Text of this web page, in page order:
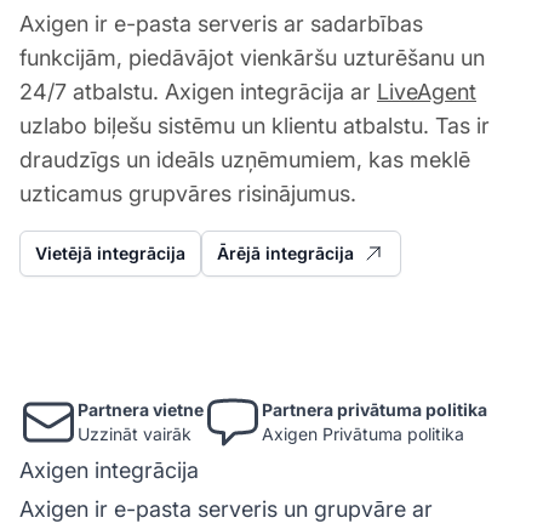
Axigen ir e-pasta serveris ar sadarbības
funkcijām, piedāvājot vienkāršu uzturēšanu un
24/7 atbalstu. Axigen integrācija ar LiveAgent
uzlabo biļešu sistēmu un klientu atbalstu. Tas ir
draudzīgs un ideāls uzņēmumiem, kas meklē
uzticamus grupvāres risinājumus.
Vietējā integrācija Ārējā integrācija
Partnera vietne
Uzzināt vairāk
Partnera privātuma politika
Axigen Privātuma politika
Axigen integrācija
Axigen ir e-pasta serveris un grupvāre ar